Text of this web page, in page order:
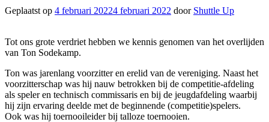
Geplaatst op 4 februari 20224 februari 2022 door Shuttle Up
Tot ons grote verdriet hebben we kennis genomen van het overlijden
van Ton Sodekamp.
Ton was jarenlang voorzitter en erelid van de vereniging. Naast het
voorzitterschap was hij nauw betrokken bij de competitie-afdeling
als speler en technisch commissaris en bij de jeugdafdeling waarbij
hij zijn ervaring deelde met de beginnende (competitie)spelers.
Ook was hij toernooileider bij talloze toernooien.